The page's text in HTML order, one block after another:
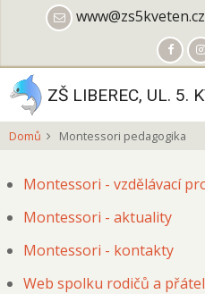
obsahu
www@zs5kveten.cz
ZŠ LIBEREC, UL. 5.
Domů Montessori pedagogika
Montessori - vzdělávací
Montessori - aktuality
Montessori - kontakty
Web spolku rodičů a